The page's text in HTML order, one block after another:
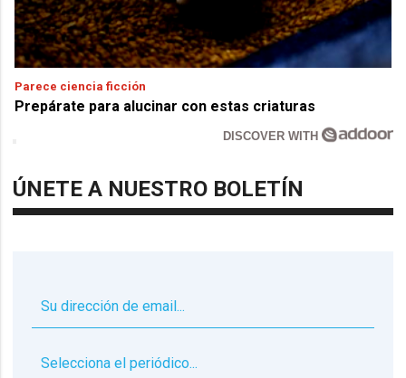
Parece ciencia ficción
Prepárate para alucinar con estas criaturas
DISCOVER WITH
ÚNETE A NUESTRO BOLETÍN